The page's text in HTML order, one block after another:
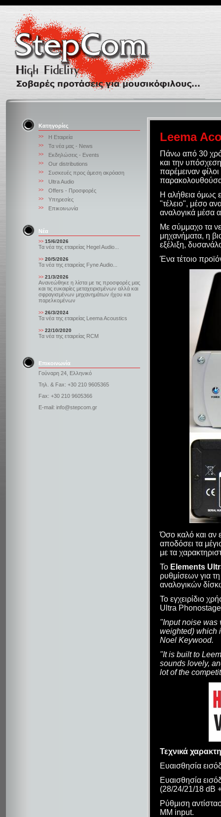
Κατηγορίες
>> Η Εταιρεία
>> Τα νέα μας - News
>> Εκδηλώσεις - Events
>> Our distributions
>> Συσκευές προς άμεση ακρόαση
>> Ultra Audio
>> Offers - Προσφορές
>> Υπηρεσίες
>> Επικοινωνία
Νέα
>> 15/6/2026
Τα νέα της εταιρείας Hegel Audio...
>> 20/5/2026
Τα νέα της εταιρείας Fyne Audio...
>> 21/3/2026
Ανανεώθηκε η λίστα με τις προσφορές μας
και τις ευκαιρίες μεταχειρισμένων αλλά και
σφραγισμένων μηχανημάτων ήχου και
παρελκομένων
>> 26/3/2024
Τα νέα της εταιρείας Leema Acoustics
>> 22/10/2020
Τα νέα της εταιρείας RCM
Επικοινωνία
Γούναρη 24, Ελληνικό
Τηλ. & Fax: +30 210 9605365
Fax: +30 210 9605366
E-mail: info@stepcom.gr
Leema
Πάνω από 30
και την
παρέμειναν
Η αλήθεια όμως
"τέλειο", μέσο
αναλογικά μέσα
Με σύμμαχο τα
μηχανήματα, η
εξέλιξη,
Ένα τέτοιο
Όσο καλό και αν
αποδόσει τα
με τα
Το Elements
ρυθμίσεων για
αναλογικών
Το εγχειρίδιο
Ultra Phonostage
"Input noise was
weighted) which
Noel Keywood.
"It is built to
sounds lovely,
lot of the
Τεχνικά
Ευαισθησία
Ευαισθησία
(28/24/21/18 dB
Ρύθμιση
MM input.